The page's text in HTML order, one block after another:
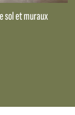
sol et muraux